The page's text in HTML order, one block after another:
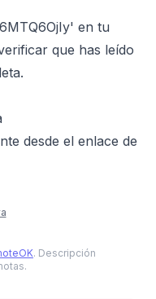
en tu
que has leído
desde el enlace de
. Descripción